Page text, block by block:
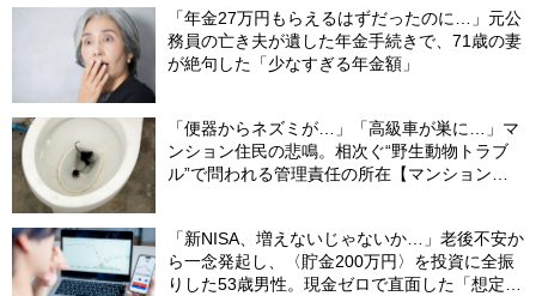
「年金27万円もらえるはずだったのに…」元公
務員の亡き夫が遺した年金手続きで、71歳の妻
が絶句した「少なすぎる年金額」
「便器からネズミが…」「高級車が巣に…」マ
ンション住民の悲鳴。相次ぐ“野生動物トラブ
ル”で問われる管理責任の所在【マンション管
「新NISA、増えないじゃないか…」老後不安か
ら一念発起し、〈貯金200万円〉を投資に全振
りした53歳男性。現金ゼロで直面した「想定外